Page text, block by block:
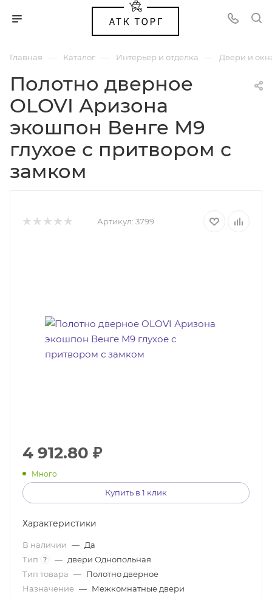
Главная — Каталог — Интерьер и отделка — Двери и
Полотно дверное
OLOVI Аризона
экошпон Венге М9
глухое с притвором с
замком
Артикул: 3799
4 912.80 ₽
Много
Купить в 1 клик
Характеристики
В наличии — Да
Тип
? — двери Однопольная
Тип товара — Полотно дверное
Назначение — Межкомнатные двери